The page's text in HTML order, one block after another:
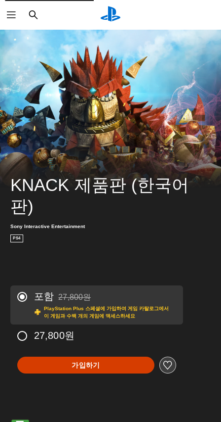
검
색
KNACK 제품판 (한국어
판)
Sony Interactive Entertainment
PS4
포함 27,800원의 원래 가격에서 할인됨
27,800원
PlayStation Plus 스페셜에 가입하여 게임 카탈로그에서
이 게임과 수백 개의 게임에 액세스하세요
27,800원
가입하기